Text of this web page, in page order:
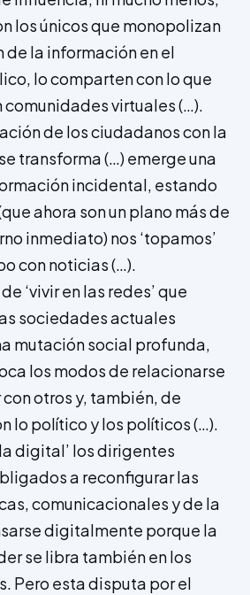
los únicos que monopolizan
de la información en el
lo comparten con lo que
comunidades virtuales (…).
de los ciudadanos con la
transforma (…) emerge una
incidental, estando
ahora son un plano más de
inmediato) nos ‘topamos’
con noticias (…).
‘vivir en las redes’ que
sociedades actuales
mutación social profunda,
los modos de relacionarse
otros y, también, de
lo político y los políticos (…).
digital’ los dirigentes
a reconfigurar las
comunicacionales y de la
digitalmente porque la
se libra también en los
Pero esta disputa por el